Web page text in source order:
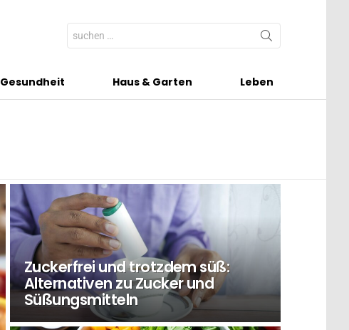
Search
for:
Gesundheit Haus & Garten Leben
Zuckerfrei und trotzdem süß:
Alternativen zu Zucker und
Süßungsmitteln